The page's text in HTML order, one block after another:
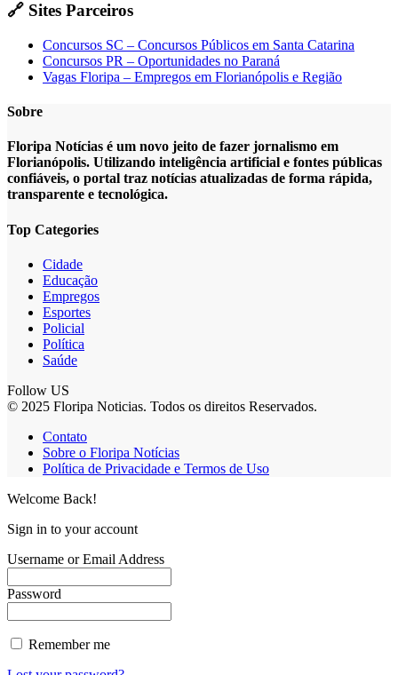
🔗 Sites Parceiros
Concursos SC – Concursos Públicos em Santa Catarina
Concursos PR – Oportunidades no Paraná
Vagas Floripa – Empregos em Florianópolis e Região
Sobre
Floripa Notícias é um novo jeito de fazer jornalismo em
Florianópolis. Utilizando inteligência artificial e fontes públicas
confiáveis, o portal traz notícias atualizadas de forma rápida,
transparente e tecnológica.
Top Categories
Cidade
Educação
Empregos
Esportes
Policial
Política
Saúde
Follow US
© 2025 Floripa Noticias. Todos os direitos Reservados.
Contato
Sobre o Floripa Notícias
Política de Privacidade e Termos de Uso
Welcome Back!
Sign in to your account
Username or Email Address
Password
Remember me